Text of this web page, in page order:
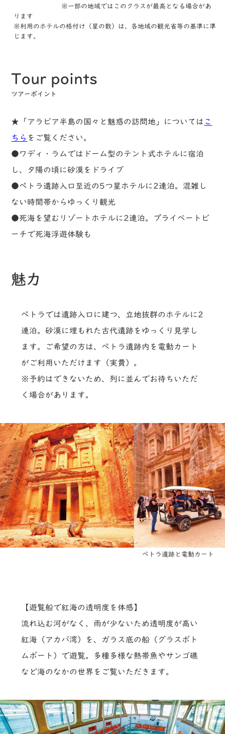
※一部の地域ではこのクラスが最高となる場合があ
ります
※利用のホテルの格付け（星の数）は、各地域の観光省等の基準に準
じます。
Tour points
ツアーポイント
★「アラビア半島の国々と魅惑の訪問地」については こ
ちら をご覧ください。
●ワディ・ラムではドーム型のテント式ホテルに宿泊
し、夕陽の頃に砂漠をドライブ
●ペトラ遺跡入口至近の5つ星ホテルに2連泊。混雑し
ない時間帯からゆっくり観光
●死海を望むリゾートホテルに2連泊。プライベートビ
ーチで死海浮遊体験も
魅力
ペトラでは遺跡入口に建つ、立地抜群のホテルに2
連泊。砂漠に埋もれた古代遺跡をゆっくり見学し
ます。ご希望の方は、ペトラ遺跡内を電動カート
がご利用いただけます（実費）。
※予約はできないため、列に並んでお待ちいただ
く場合があります。
ペトラ遺跡と電動カート
【遊覧船で紅海の透明度を体感】
流れ込む河がなく、雨が少ないため透明度が高い
紅海（アカバ湾）を、ガラス底の船（グラスボト
ムボート）で遊覧。多種多様な熱帯魚やサンゴ礁
など海のなかの世界をご覧いただきます。